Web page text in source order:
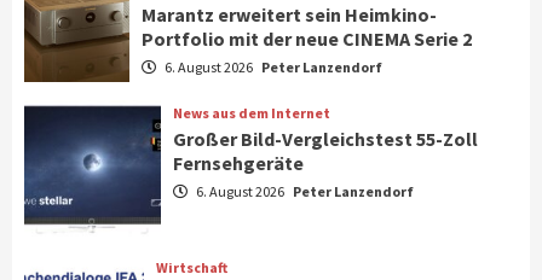
2
Phone/Pad Top Story
IFA 2026 Show Area Communication &
Aktuell Audio
Marantz erweitert sein Heimkino-
Portfolio mit der neue CINEMA Serie 2
Marantz erweitert sein Heimkino-
Portfolio mit der neue CINEMA Serie 2
6. August 2026 Peter Lanzendorf
News aus dem Internet
Großer Bild-Vergleichstest 55-Zoll
Fernsehgeräte
6. August 2026 Peter Lanzendorf
Wirtschaft